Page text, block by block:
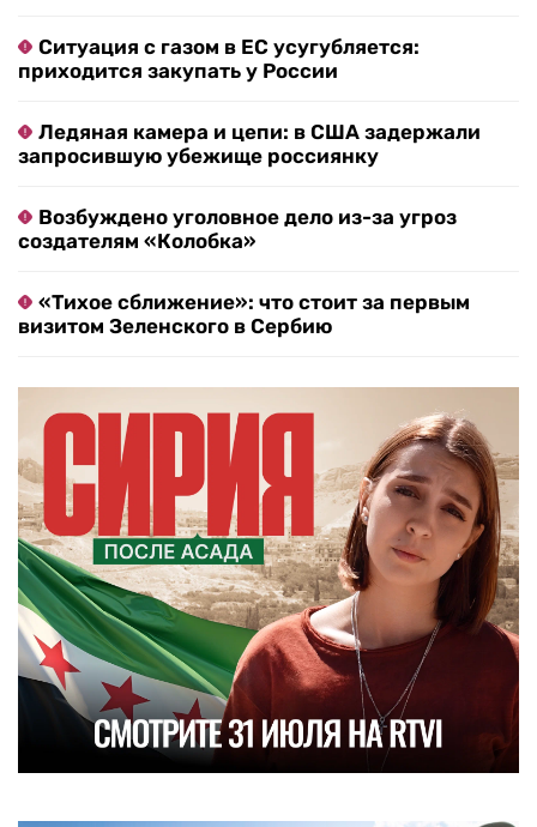
Ситуация с газом в ЕС усугубляется:
приходится закупать у России
Ледяная камера и цепи: в США задержали
запросившую убежище россиянку
Возбуждено уголовное дело из-за угроз
создателям «Колобка»
«Тихое сближение»: что стоит за первым
визитом Зеленского в Сербию